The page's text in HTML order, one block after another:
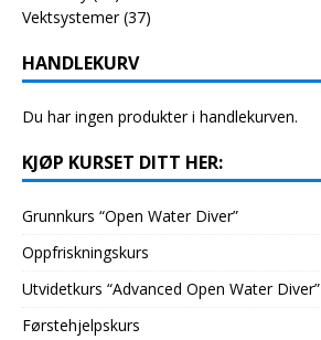
Vektsystemer (37)
HANDLEKURV
Du har ingen produkter i handlekurven.
KJØP KURSET DITT HER:
Grunnkurs “Open Water Diver”
Oppfriskningskurs
Utvidetkurs “Advanced Open Water Diver”
Førstehjelpskurs